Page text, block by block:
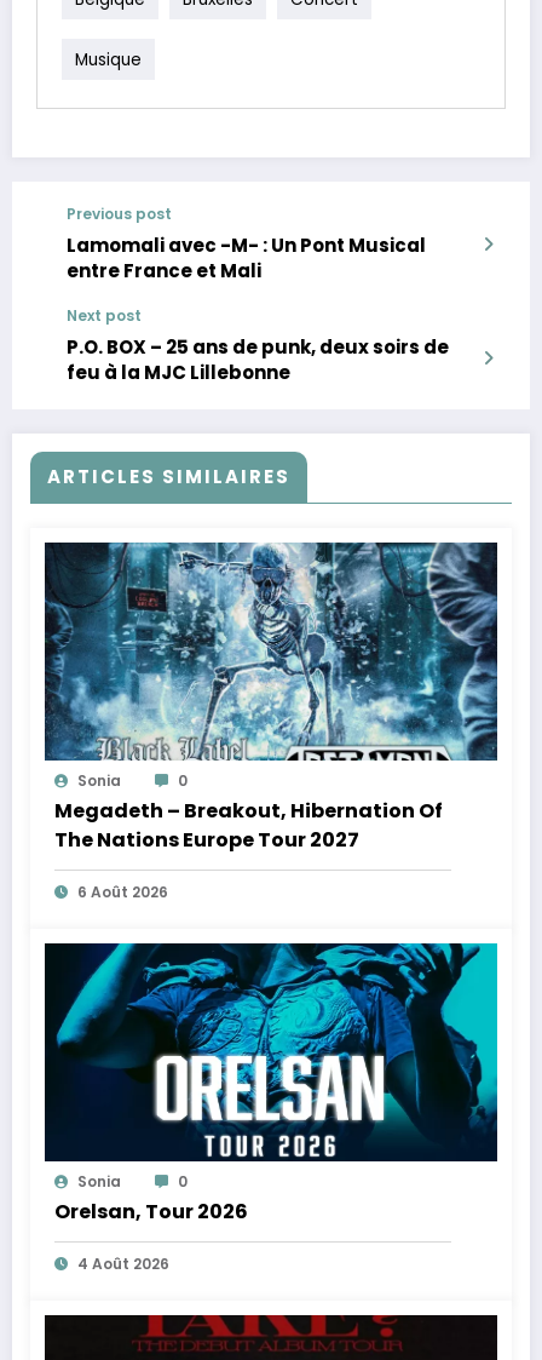
Musique
Previous post
Lamomali avec -M- : Un Pont Musical
entre France et Mali
Next post
P.O. BOX – 25 ans de punk, deux soirs de
feu à la MJC Lillebonne
ARTICLES SIMILAIRES
Sonia 0
Megadeth – Breakout, Hibernation Of
The Nations Europe Tour 2027
6 Août 2026
Sonia 0
Orelsan, Tour 2026
4 Août 2026